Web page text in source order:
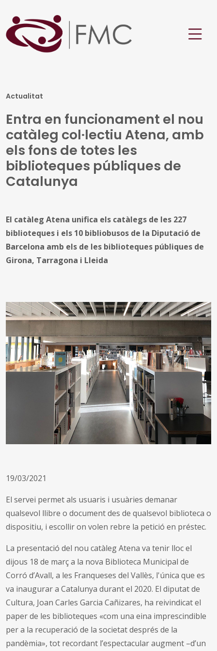
Actualitat
Entra en funcionament el nou
catàleg col·lectiu Atena, amb
els fons de totes les
biblioteques públiques de
Catalunya
El catàleg Atena unifica els catàlegs de les 227
biblioteques i els 10 bibliobusos de la Diputació de
Barcelona amb els de les biblioteques públiques de
Girona, Tarragona i Lleida
19/03/2021
El servei permet als usuaris i usuàries demanar
qualsevol llibre o document des de qualsevol biblioteca o
dispositiu, i escollir on volen rebre la petició en préstec.
La presentació del nou catàleg Atena va tenir lloc el
dijous 18 de març a la nova Biblioteca Municipal de
Corró d’Avall, a les Franqueses del Vallès, l'única que es
va inaugurar a Catalunya durant el 2020. El diputat de
Cultura, Joan Carles Garcia Cañizares, ha reivindicat el
paper de les biblioteques «com una eina imprescindible
per a la recuperació de la societat després de la
pandèmia», tot recordant l’espectacular augment –d’un